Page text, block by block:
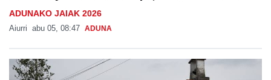
ADUNAKO JAIAK 2026
Aiurri abu 05, 08:47 ADUNA